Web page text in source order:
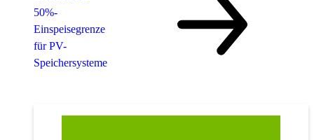
50%-
Einspeisegrenze
für PV-
Speichersysteme